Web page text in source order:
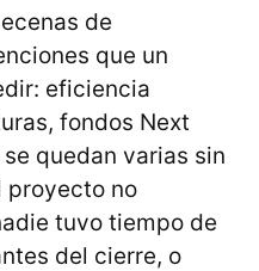
de
que un
eficiencia
fondos Next
quedan varias sin
no
tuvo tiempo de
del cierre, o